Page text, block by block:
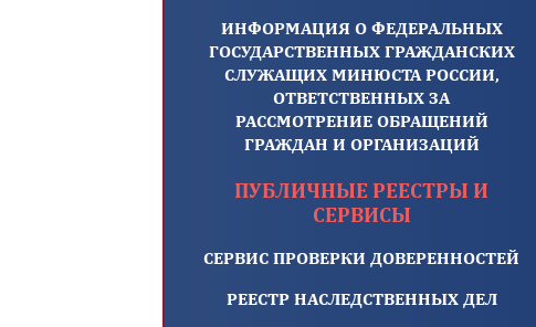
ИНФОРМАЦИЯ О ФЕДЕРАЛЬНЫХ
ГОСУДАРСТВЕННЫХ ГРАЖДАНСКИХ
СЛУЖАЩИХ МИНЮСТА РОССИИ,
ОТВЕТСТВЕННЫХ ЗА
РАССМОТРЕНИЕ ОБРАЩЕНИЙ
ГРАЖДАН И ОРГАНИЗАЦИЙ
ПУБЛИЧНЫЕ РЕЕСТРЫ И
СЕРВИСЫ
СЕРВИС ПРОВЕРКИ ДОВЕРЕННОСТЕЙ
РЕЕСТР НАСЛЕДСТВЕННЫХ ДЕЛ